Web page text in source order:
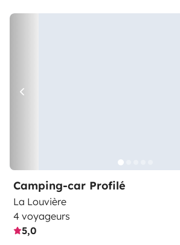
Camping-car Profilé
La Louvière
4 voyageurs
5,0